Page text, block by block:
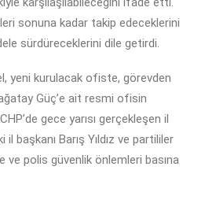
sonuna kadar takip edeceklerini
sürdüreceklerini dile getirdi.
yeni kurulacak ofiste, görevden
Güç’e ait resmi ofisin
gece yarısı gerçekleşen il
il başkanı Barış Yıldız ve partililer
ve polis güvenlik önlemleri basına